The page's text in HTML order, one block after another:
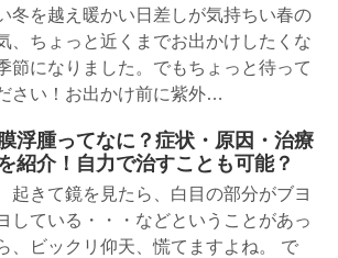
冬を越え暖かい日差しが気持ちい春の
、ちょっと近くまでお出かけしたくな
節になりました。でもちょっと待って
さい！お出かけ前に紫外…
浮腫ってなに？症状・原因・治療
紹介！自力で治すことも可能？
起きて鏡を見たら、白目の部分がブヨ
している・・・などということがあっ
、ビックリ仰天、慌てますよね。 で